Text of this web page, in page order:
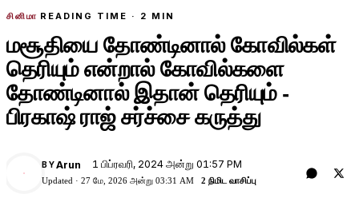
சினிமா READING TIME · 2 MIN
மசூதியை தோண்டினால் கோவில்கள்
தெரியும் என்றால் கோவில்களை
தோண்டினால் இதான் தெரியும் -
பிரகாஷ் ராஜ் சர்ச்சை கருத்து
A
BYArun 1 பிப்ரவரி, 2024 அன்று 01:57 PM
Updated · 27 மே, 2026 அன்று 03:31 AM 2 நிமிட வாசிப்பு